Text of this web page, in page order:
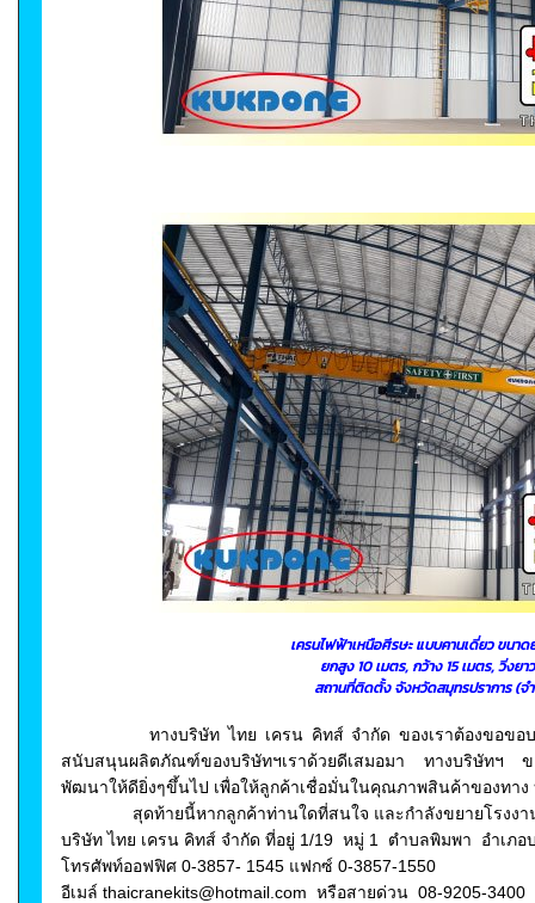
เครนไฟฟ้าเหนือศีรษะ แบบคานเดี่ยว ขนา
ยกสูง 10 เมตร, กว้าง 15 เมตร, วิ่งยา
สถานที่ติดตั้ง จังหวัดสมุทรปราการ (จ
ทางบริษัท ไทย เครน คิทส์ จำกัด ของเราต้องขอขอบ
สนับสนุนผลิตภัณฑ์ของบริษัทฯเราด้วยดีเสมอมา ทางบริษัทฯ
พัฒนาให้ดียิ่งๆขึ้นไป เพื่อให้ลูกค้าเชื่อมั่นในคุณภาพสินค้าของทาง
สุดท้ายนี้หากลูกค้าท่านใดที่สนใจ และกำลังขยายโรงง
บริษัท ไทย เครน คิทส์ จำกัด ที่อยู่ 1/19 หมู่ 1 ตำบลพิมพา อำเภอบ
โทรศัพท์ออฟฟิศ 0-3857- 1545 แฟกซ์ 0-3857-1550
อีเมล์ thaicranekits@hotmail.com หรือสายด่วน 08-9205-3400